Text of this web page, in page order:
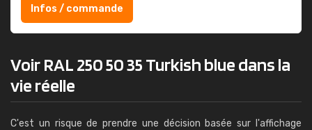
Infos / commande
Voir RAL 250 50 35 Turkish blue dans la
vie réelle
C'est un risque de prendre une décision basée sur l'affichage